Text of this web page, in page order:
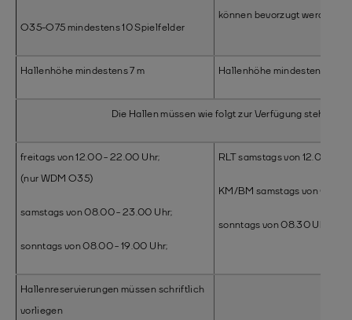
O35-O75 mindestens 10 Spielfelder
können bevorzugt werden.
Hallenhöhe mindestens 7 m Hallenhöhe mindestens 7 m
Die Hallen müssen wie folgt zur Verfügung stehen:
freitags von 12.00 - 22.00 Uhr;
(nur WDM O35)
samstags von 08.00 - 23.00 Uhr;
sonntags von 08.00 - 19.00 Uhr;
RLT samstags von 12.00
KM/BM samstags von
sonntags von 08.30 Uhr -
Hallenreservierungen müssen schriftlich
vorliegen